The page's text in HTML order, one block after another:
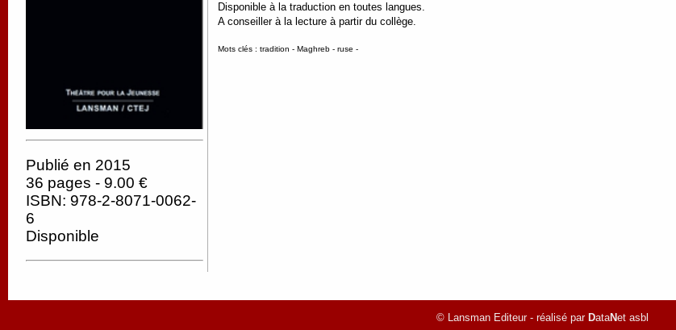
Publié en 2015
36 pages - 9.00 €
ISBN: 978-2-8071-0062-
6
Disponible
Disponible à la traduction en toutes langues.
A conseiller à la lecture à partir du collège.
Mots clés : tradition - Maghreb - ruse -
© Lansman Editeur - réalisé par DataNet asbl